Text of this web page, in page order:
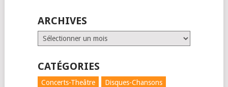
ARCHIVES
Archives
CATÉGORIES
Concerts-Theâtre
Disques-Chansons